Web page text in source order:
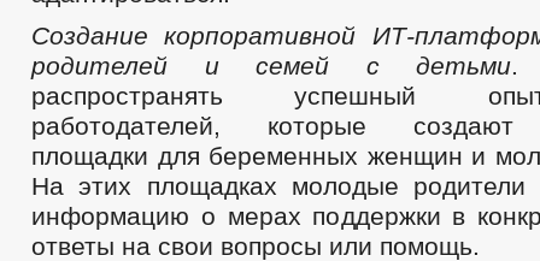
Создание корпоративной ИТ-
родителей и семей с детьми.
распространять успешный
работодателей, которые создают
площадки для беременных женщин и
На этих площадках молодые родители
информацию о мерах поддержки в
ответы на свои вопросы или помощь.